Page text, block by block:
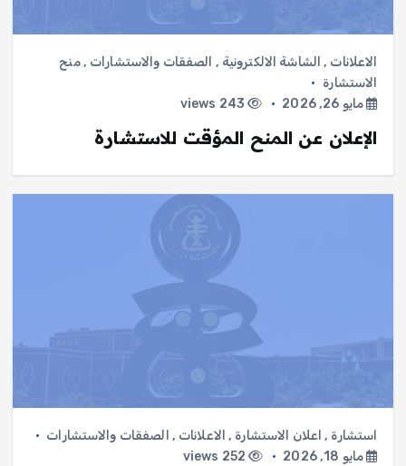
الاعلانات , الشاشة الالكترونية , الصفقات والاستشارات ,منح
الاستشارة
مايو 26, 2026
243 views
الإعلان عن المنح المؤقت للاستشارة
استشارة , اعلان الاستشارة , الاعلانات , الصفقات والاستشارات
مايو 18, 2026
252 views